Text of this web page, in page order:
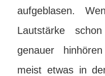
aufgeblasen.
Lautstärke
genauer
meist etwas in